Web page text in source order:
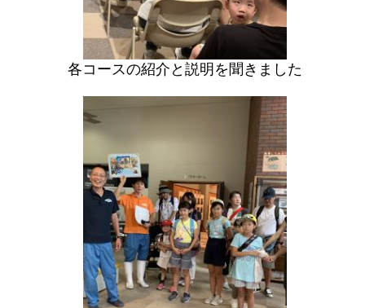
各コースの紹介と説明を聞きました